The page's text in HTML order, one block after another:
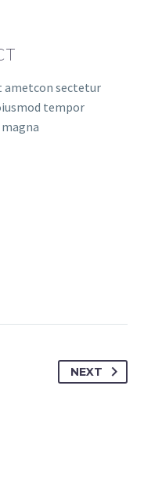
ametcon sectetur
tempor
NEXT